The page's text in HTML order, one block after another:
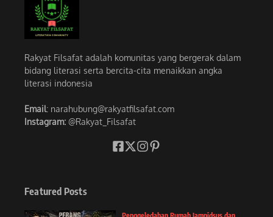
Rakyat Filsafat adalah komunitas yang bergerak dalam
bidang literasi serta bercita-cita menaikkan angka
literasi indonesia
Email: narahubung@rakyatfilsafat.com
Instagram: @Rakyat_Filsafat
Featured Posts